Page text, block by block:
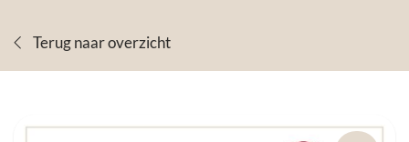
Terug naar overzicht